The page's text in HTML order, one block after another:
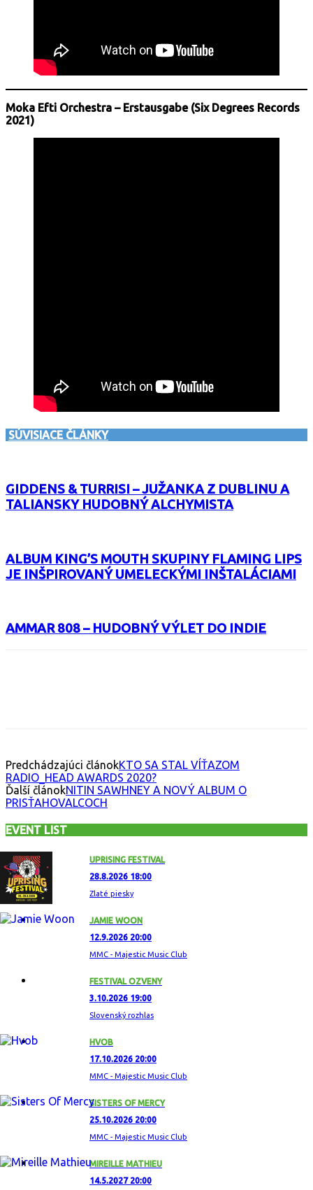
Moka Efti Orchestra – Erstausgabe (Six Degrees Records
2021)
SÚVISIACE ČLÁNKY
GIDDENS & TURRISI – JUŽANKA Z DUBLINU A
TALIANSKY HUDOBNÝ ALCHYMISTA
ALBUM KING’S MOUTH SKUPINY FLAMING LIPS
JE INŠPIROVANÝ UMELECKÝMI INŠTALÁCIAMI
AMMAR 808 – HUDOBNÝ VÝLET DO INDIE
Predchádzajúci článokKTO SA STAL VÍŤAZOM
RADIO_HEAD AWARDS 2020?
Ďalší článokNITIN SAWHNEY A NOVÝ ALBUM O
PRISŤAHOVALCOCH
EVENT LIST
UPRISING FESTIVAL
28.8.2026 18:00
Zlaté piesky
JAMIE WOON
12.9.2026 20:00
MMC - Majestic Music Club
FESTIVAL OZVENY
3.10.2026 19:00
Slovenský rozhlas
HVOB
17.10.2026 20:00
MMC - Majestic Music Club
SISTERS OF MERCY
25.10.2026 20:00
MMC - Majestic Music Club
MIREILLE MATHIEU
14.5.2027 20:00